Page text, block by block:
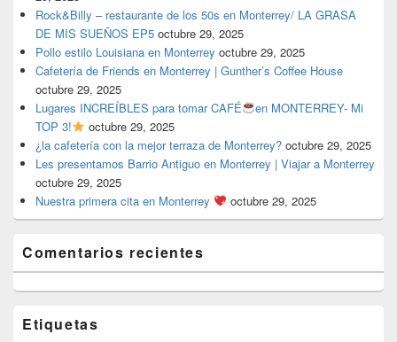
Rock&Billy – restaurante de los 50s en Monterrey/ LA GRASA
DE MIS SUEÑOS EP5 octubre 29, 2025
Pollo estilo Louisiana en Monterrey octubre 29, 2025
Cafetería de Friends en Monterrey | Gunther’s Coffee House
octubre 29, 2025
Lugares INCREÍBLES para tomar CAFÉ
en MONTERREY- Mi
TOP 3!
octubre 29, 2025
¿la cafetería con la mejor terraza de Monterrey? octubre 29, 2025
Les presentamos Barrio Antiguo en Monterrey | Viajar a Monterrey
octubre 29, 2025
Nuestra primera cita en Monterrey
octubre 29, 2025
Comentarios recientes
Etiquetas